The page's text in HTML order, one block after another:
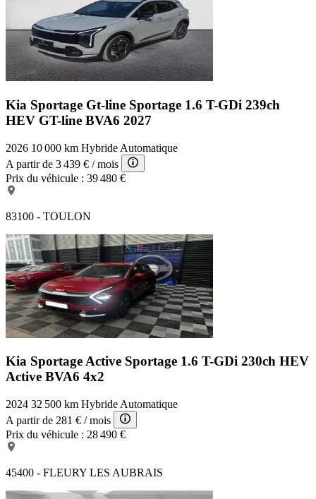
Kia Sportage Gt-line Sportage 1.6 T-GDi 239ch
HEV GT-line BVA6 2027
2026 10 000 km Hybride Automatique
A partir de 3 439 € / mois
Prix du véhicule : 39 480 €
83100 - TOULON
Kia Sportage Active Sportage 1.6 T-GDi 230ch HEV
Active BVA6 4x2
2024 32 500 km Hybride Automatique
A partir de 281 € / mois
Prix du véhicule : 28 490 €
45400 - FLEURY LES AUBRAIS